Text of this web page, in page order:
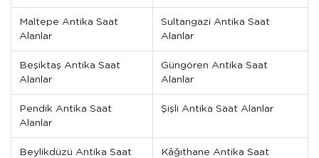
Maltepe Antika Saat
Alanlar
Sultangazi Antika Saat
Alanlar
Beşiktaş Antika Saat
Alanlar
Güngören Antika Saat
Alanlar
Pendik Antika Saat
Alanlar
Şişli Antika Saat Alanlar
Beylikdüzü Antika Saat
Kâğıthane Antika Saat